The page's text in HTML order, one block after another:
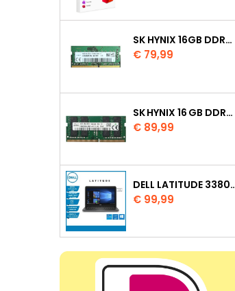
SK HYNIX 16GB DDR4 3200MHZ SO DIMM HMAA2GS6AJR8N XN
Prijs
€ 79,99
SK HYNIX 16 GB DDR4 3200 MHZ SODIMM
Prijs
€ 89,99
DELL LATITUDE 3380 INTEL
Prijs
€ 99,99